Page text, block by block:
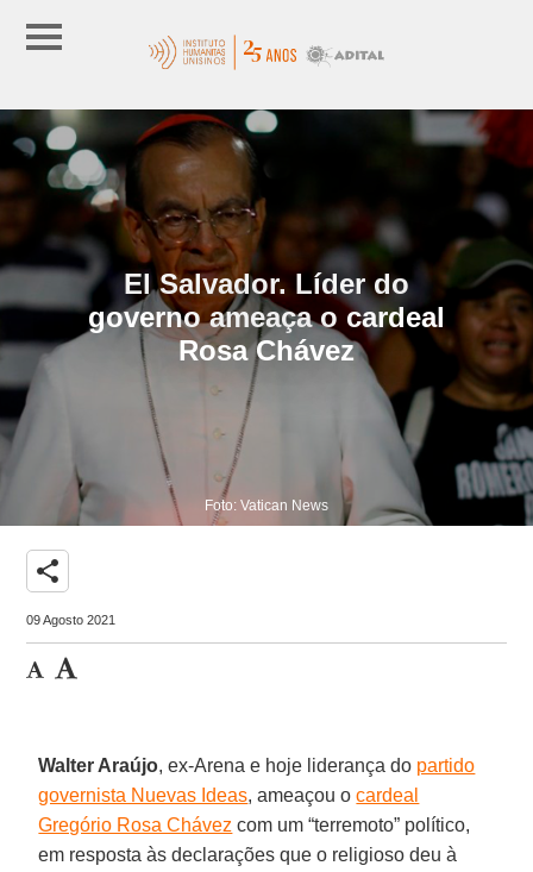
El Salvador. Líder do
governo ameaça o cardeal
Rosa Chávez
Foto: Vatican News
share
09 Agosto 2021
Walter Araújo, ex-Arena e hoje liderança do partido
governista Nuevas Ideas, ameaçou ocardeal
Gregório Rosa Chávez com um “terremoto” político,
em resposta às declarações que o religioso deu à